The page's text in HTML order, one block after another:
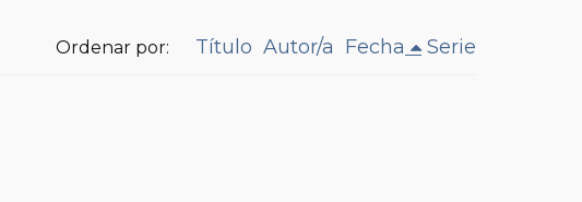
Ordenar por: Título Autor/a Fecha Serie